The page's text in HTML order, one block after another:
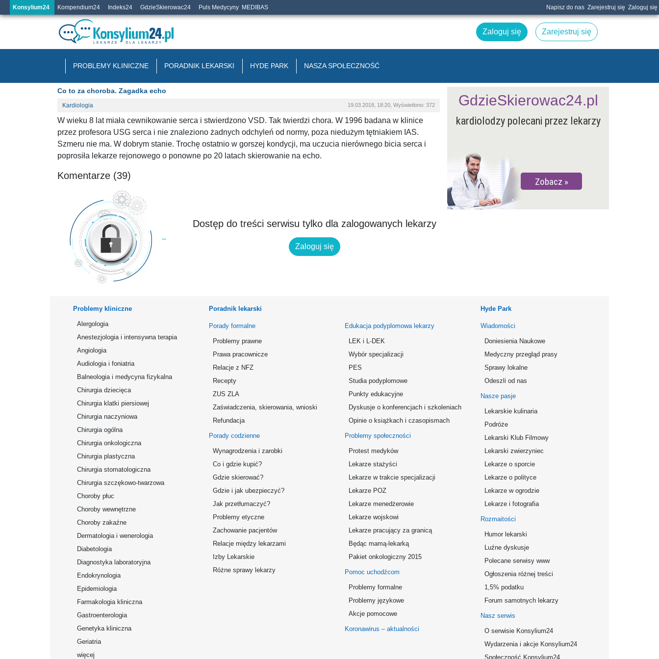
Konsylium24 Kompendium24 Indeks24 GdzieSkierowac24 Puls Medycyny MEDIBAS Napisz do nas Zarejestruj się Zaloguj się
Zaloguj się Zarejestruj się
PROBLEMY KLINICZNE PORADNIK LEKARSKI HYDE PARK NASZA SPOŁECZNOŚĆ
Co to za choroba. Zagadka echo
Kardiologia 19.03.2018, 18:20, Wyświetlono: 372
W wieku 8 lat miała cewnikowanie serca i stwierdzono VSD. Tak twierdzi chora. W 1996 badana w klinice
przez profesora USG serca i nie znaleziono żadnych odchyleń od normy, poza niedużym tętniakiem IAS.
Szmeru nie ma. W dobrym stanie. Trochę ostatnio w gorszej kondycji, ma uczucia nierównego bicia serca i
poprosiła lekarze rejonowego o ponowne po 20 latach skierowanie na echo.
Komentarze (39)
Dostęp do treści serwisu tylko dla zalogowanych lekarzy
Zaloguj się
kardiolodzy polecani przez lekarzy
Zobacz
GdzieSkierowac24.pl
Problemy kliniczne
Alergologia
Anestezjologia i intensywna terapia
Angiologia
Audiologia i foniatria
Balneologia i medycyna fizykalna
Chirurgia dziecięca
Chirurgia klatki piersiowej
Chirurgia naczyniowa
Chirurgia ogólna
Chirurgia onkologiczna
Chirurgia plastyczna
Chirurgia stomatologiczna
Chirurgia szczękowo-twarzowa
Choroby płuc
Choroby wewnętrzne
Choroby zakaźne
Dermatologia i wenerologia
Diabetologia
Diagnostyka laboratoryjna
Endokrynologia
Epidemiologia
Farmakologia kliniczna
Gastroenterologia
Genetyka kliniczna
Geriatria
więcej
Poradnik lekarski
Porady formalne
Problemy prawne
Prawa pracownicze
Relacje z NFZ
Recepty
ZUS ZLA
Zaświadczenia, skierowania, wnioski
Refundacja
Porady codzienne
Wynagrodzenia i zarobki
Co i gdzie kupić?
Gdzie skierować?
Gdzie i jak ubezpieczyć?
Jak przetłumaczyć?
Problemy etyczne
Zachowanie pacjentów
Relacje między lekarzami
Izby Lekarskie
Różne sprawy lekarzy
Edukacja podyplomowa lekarzy
LEK i L-DEK
Wybór specjalizacji
PES
Studia podyplomowe
Punkty edukacyjne
Dyskusje o konferencjach i szkoleniach
Opinie o książkach i czasopismach
Problemy społeczności
Protest medyków
Lekarze stażyści
Lekarze w trakcie specjalizacji
Lekarze POZ
Lekarze menedżerowie
Lekarze wojskowi
Lekarze pracujący za granicą
Będąc mamą-lekarką
Pakiet onkologiczny 2015
Pomoc uchodźcom
Problemy formalne
Problemy językowe
Akcje pomocowe
Koronawirus – aktualności
Hyde Park
Wiadomości
Doniesienia Naukowe
Medyczny przegląd prasy
Sprawy lokalne
Odeszli od nas
Nasze pasje
Lekarskie kulinaria
Podróże
Lekarski Klub Filmowy
Lekarski zwierzyniec
Lekarze o sporcie
Lekarze o polityce
Lekarze w ogrodzie
Lekarze i fotografia
Rozmaitości
Humor lekarski
Luźne dyskusje
Polecane serwisy www
Ogłoszenia różnej treści
1,5% podatku
Forum samotnych lekarzy
Nasz serwis
O serwisie Konsylium24
Wydarzenia i akcje Konsylium24
Społeczność Konsylium24